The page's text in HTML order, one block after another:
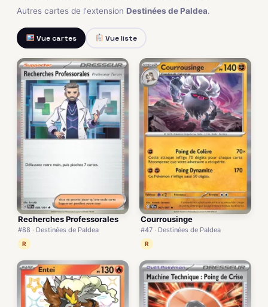
Autres cartes de l'extension Destinées de Paldea.
Vue cartes Vue liste
Recherches Professorales
#88 · Destinées de Paldea
R
Courrousinge
#47 · Destinées de Paldea
R